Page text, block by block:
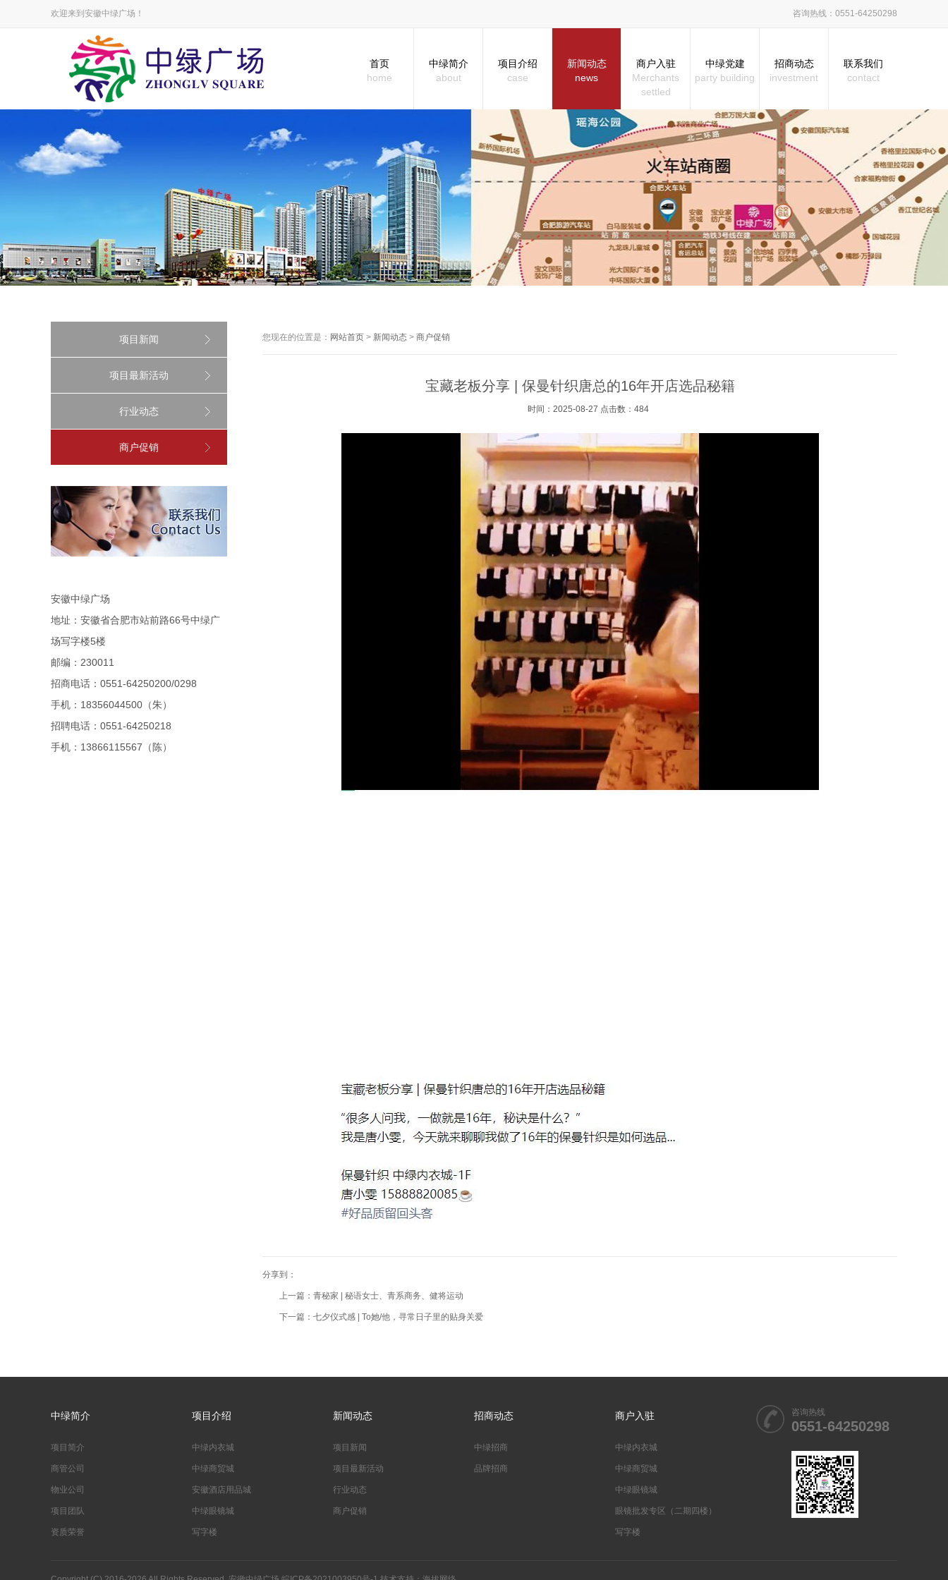
咨询热线：0551-64250298
欢迎来到安徽中绿广场！
首页
home
中绿简介
about
项目介绍
case
新闻动态
news
商户入驻
Merchants
settled
中绿党建
party building
招商动态
investment
联系我们
contact
项目新闻
项目最新活动
行业动态
商户促销
安徽中绿广场
地址：安徽省合肥市站前路66号中绿广
场写字楼5楼
邮编：230011
招商电话：0551-64250200/0298
手机：18356044500（朱）
招聘电话：0551-64250218
手机：13866115567（陈）
您现在的位置是： 网站首页 > 新闻动态 > 商户促销
宝藏老板分享 | 保曼针织唐总的16年开店选品秘籍
时间：2025-08-27 点击数：484
分享到：
上一篇：青秘家 | 秘语女士、青系商务、健将运动
下一篇：七夕仪式感 | To她/他，寻常日子里的贴身关爱
中绿简介
项目简介
商管公司
物业公司
项目团队
资质荣誉
项目介绍
中绿内衣城
中绿商贸城
安徽酒店用品城
中绿眼镜城
写字楼
新闻动态
项目新闻
项目最新活动
行业动态
商户促销
招商动态
中绿招商
品牌招商
商户入驻
中绿内衣城
中绿商贸城
中绿眼镜城
眼镜批发专区（二期四楼）
写字楼
咨询热线
0551-64250298